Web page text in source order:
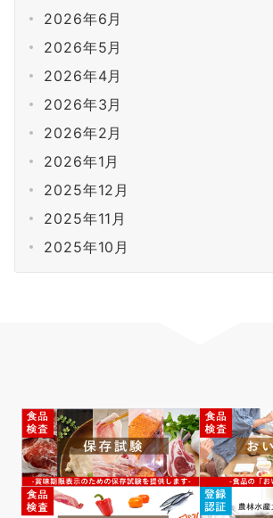
2026年6月
2026年5月
2026年4月
2026年3月
2026年2月
2026年1月
2025年12月
2025年11月
2025年10月